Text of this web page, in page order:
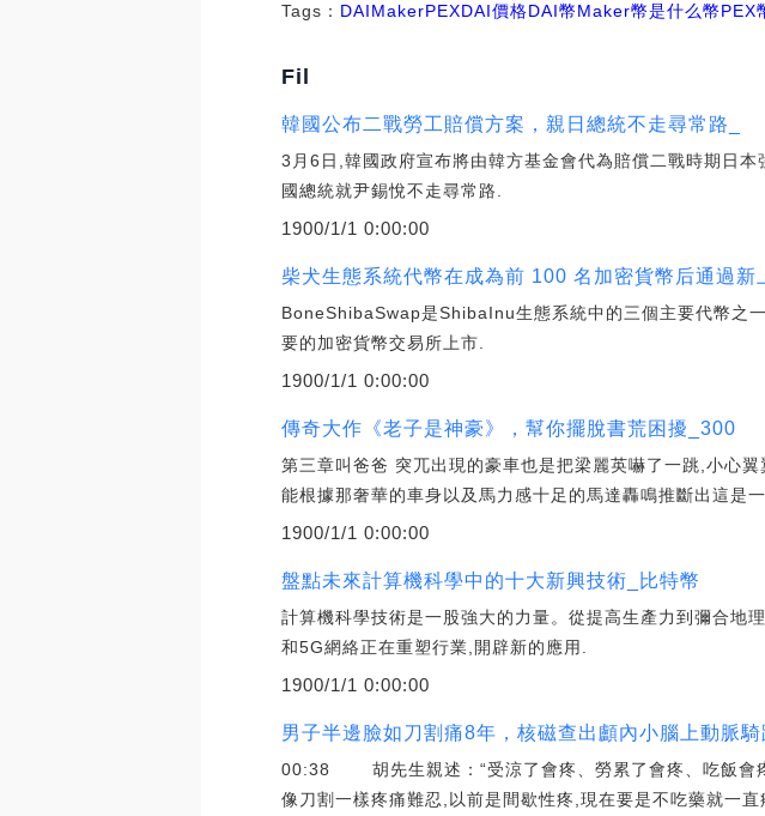
Tags： DAIMakerPEXDAI價格DAI幣Maker幣是什么幣PEX
Fil
韓國公布二戰勞工賠償方案，親日總統不走尋常路_
3月6日,韓國政府宣布將由韓方基金會代為賠償二戰時期日
國總統就尹錫悅不走尋常路.
1900/1/1 0:00:00
柴犬生態系統代幣在成為前 100 名加密貨幣后通過新
BoneShibaSwap是ShibaInu生態系統中的三個主要代幣之
要的加密貨幣交易所上市.
1900/1/1 0:00:00
傳奇大作《老子是神豪》，幫你擺脫書荒困擾_300
第三章叫爸爸 突兀出現的豪車也是把梁麗英嚇了一跳,小心
能根據那奢華的車身以及馬力感十足的馬達轟鳴推斷出這是
1900/1/1 0:00:00
盤點未來計算機科學中的十大新興技術_比特幣
計算機科學技術是一股強大的力量。從提高生產力到彌合地
和5G網絡正在重塑行業,開辟新的應用.
1900/1/1 0:00:00
男子半邊臉如刀割痛8年，核磁查出顱內小腦上動脈
00:38 胡先生親述：“受涼了會疼、勞累了會疼、吃飯會
像刀割一樣疼痛難忍,以前是間歇性疼,現在要是不吃藥就一直